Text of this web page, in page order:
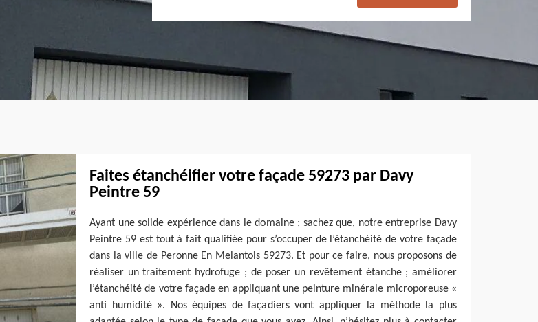
Faites étanchéifier votre façade 59273 par Davy
Peintre 59
Ayant une solide expérience dans le domaine ; sachez que, notre entreprise Davy
Peintre 59 est tout à fait qualifiée pour s’occuper de l’étanchéité de votre façade
dans la ville de Peronne En Melantois 59273. Et pour ce faire, nous proposons de
réaliser un traitement hydrofuge ; de poser un revêtement étanche ; améliorer
l’étanchéité de votre façade en appliquant une peinture minérale microporeuse «
anti humidité ». Nos équipes de façadiers vont appliquer la méthode la plus